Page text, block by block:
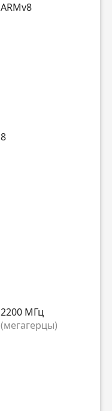
ARMv8
8
2200 МГц
(мегагерцы)